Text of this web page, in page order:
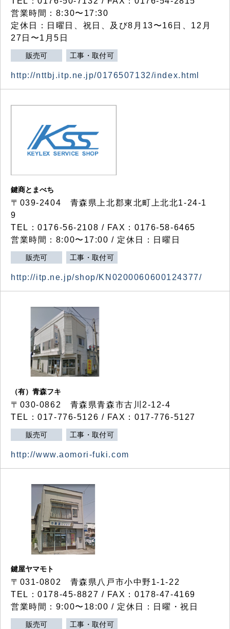
営業時間：8:30〜17:30
定休日：日曜日、祝日、及び8月13〜16日、12月
27日〜1月5日
販売可 工事・取付可
http://nttbj.itp.ne.jp/0176507132/index.html
鍵商とまべち
〒039-2404 青森県上北郡東北町上北北1-24-1
9
TEL：0176-56-2108 / FAX：0176-58-6465
営業時間：8:00〜17:00 / 定休日：日曜日
販売可 工事・取付可
http://itp.ne.jp/shop/KN0200060600124377/
（有）青森フキ
〒030-0862 青森県青森市古川2-12-4
TEL：017-776-5126 / FAX：017-776-5127
販売可 工事・取付可
http://www.aomori-fuki.com
鍵屋ヤマモト
〒031-0802 青森県八戸市小中野1-1-22
TEL：0178-45-8827 / FAX：0178-47-4169
営業時間：9:00〜18:00 / 定休日：日曜・祝日
販売可 工事・取付可